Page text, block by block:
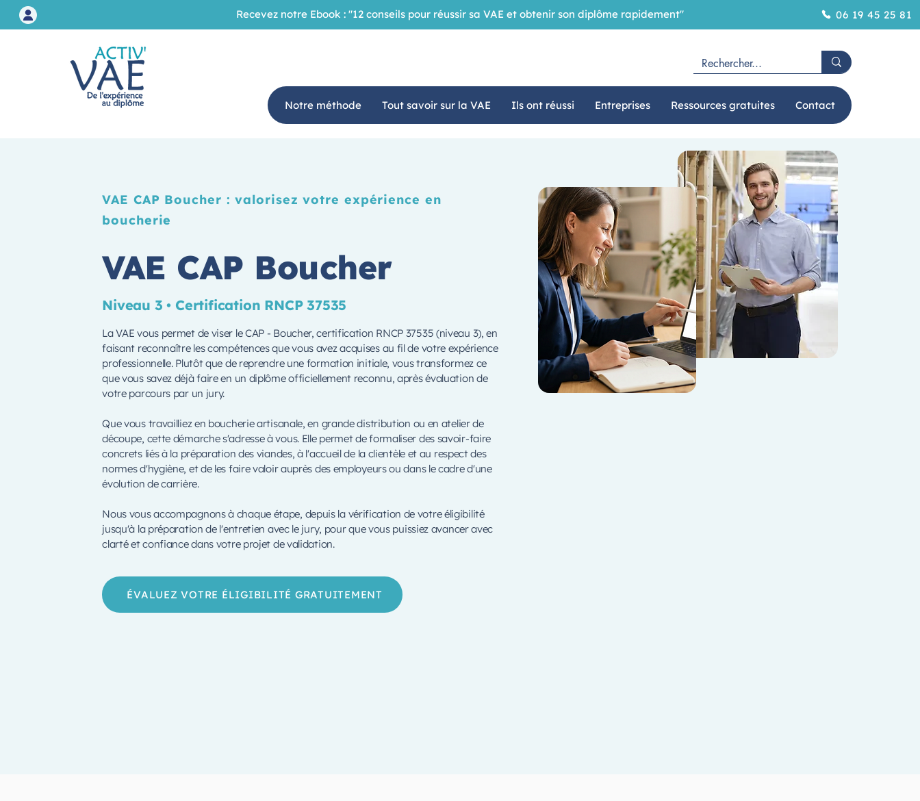
Recevez notre Ebook : "12 conseils pour réussir sa VAE et obtenir son diplôme rapidement" 06 19 45 25 81
Notre méthode Tout savoir sur la VAE Ils ont réussi Entreprises Ressources gratuites Contact
VAE CAP Boucher : valorisez votre expérience en
boucherie
VAE CAP Boucher
Niveau 3 • Certification RNCP 37535
La VAE vous permet de viser le CAP - Boucher, certification RNCP 37535 (niveau 3), en
faisant reconnaître les compétences que vous avez acquises au fil de votre expérience
professionnelle. Plutôt que de reprendre une formation initiale, vous transformez ce
que vous savez déjà faire en un diplôme officiellement reconnu, après évaluation de
votre parcours par un jury.
Que vous travailliez en boucherie artisanale, en grande distribution ou en atelier de
découpe, cette démarche s'adresse à vous. Elle permet de formaliser des savoir-faire
concrets liés à la préparation des viandes, à l'accueil de la clientèle et au respect des
normes d'hygiène, et de les faire valoir auprès des employeurs ou dans le cadre d'une
évolution de carrière.
Nous vous accompagnons à chaque étape, depuis la vérification de votre éligibilité
jusqu'à la préparation de l'entretien avec le jury, pour que vous puissiez avancer avec
clarté et confiance dans votre projet de validation.
ÉVALUEZ VOTRE ÉLIGIBILITÉ GRATUITEMENT